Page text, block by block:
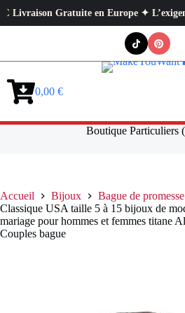
Gratuite en Europe ✦ L’exigence
Panier0,00 €
Boutique Particuliers
Accueil Bijoux
Bague de promesse
Classique USA taille 5 à 15 bijoux de
mariage pour hommes et femmes titane
Couples bague